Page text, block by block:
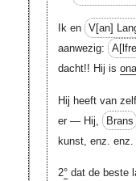
Ik en V[an]
aanwezig:
dacht!! Hij is
Hij heeft van
er — Hij,
Brans
kunst, enz. enz.
2°dat de beste